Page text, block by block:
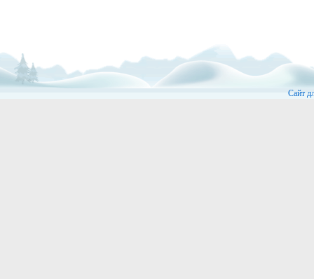
Сайт